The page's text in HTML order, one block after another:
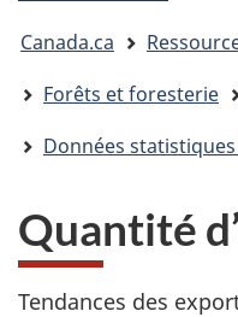
Vous
êtes
ici
Canada.ca
Forêts et foresterie
Données
Quantité
Tendances des